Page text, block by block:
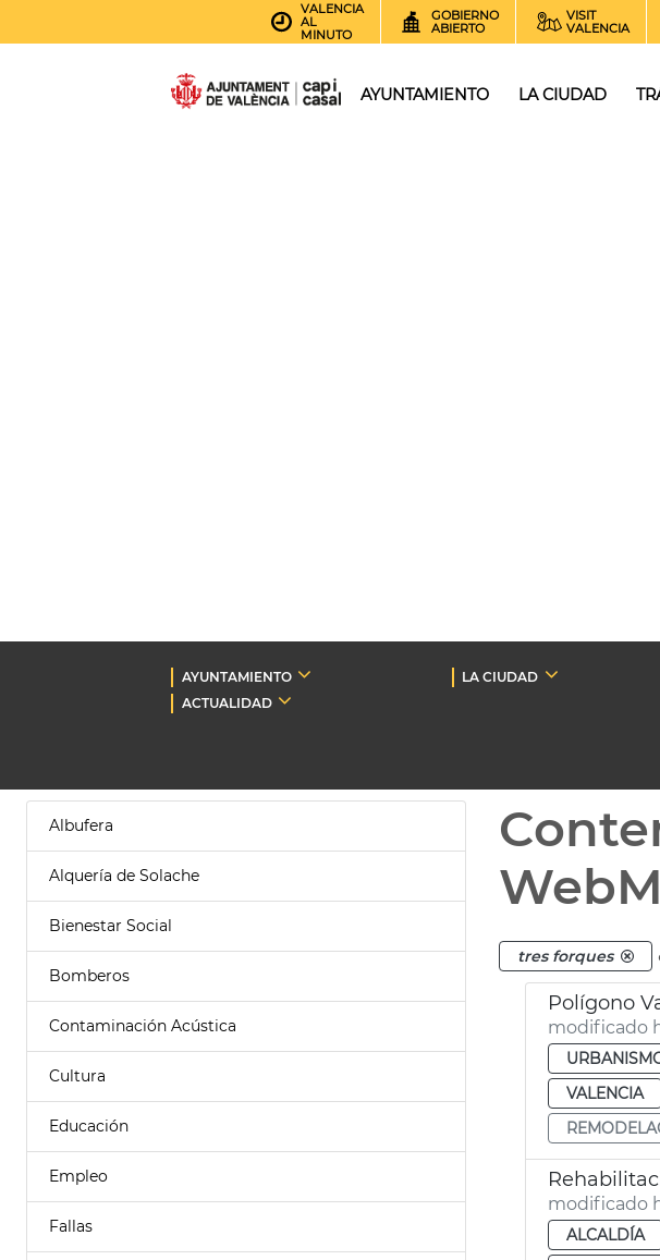
VALENCIA
AL
MINUTO
GOBIERNO
ABIERTO
VISIT
VALENCIA
AYUNTAMIENTO LA CIUDAD
AYUNTAMIENTO LA CIUDAD
ACTUALIDAD
Albufera
Alquería de Solache
Bienestar Social
Bomberos
Contaminación Acústica
Cultura
Educación
Empleo
Fallas
tres forques
Polígono
modificado
VALENCIA
modificado
ALCALDÍA